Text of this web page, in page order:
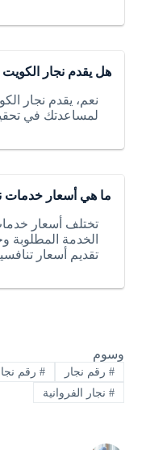
هل يقدم نجار
نعم، يقدم نجار
لمساعدتك في
ما هي أسعار خدمات
تختلف أسعار
الخدمة
تقديم أسعار
وسوم
#رقم نجار #رقم
#نجار الفروانية